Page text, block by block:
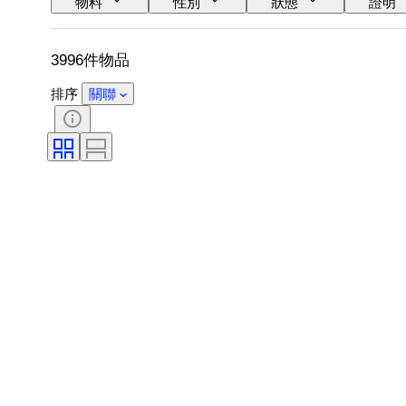
鞋尺寸
3996件物品
排序 關聯